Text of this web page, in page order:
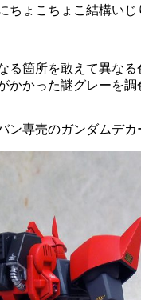
ちょこちょこ結構いじ
る箇所を敢えて異なる
かかった謎グレーを
ン専売のガンダムデ